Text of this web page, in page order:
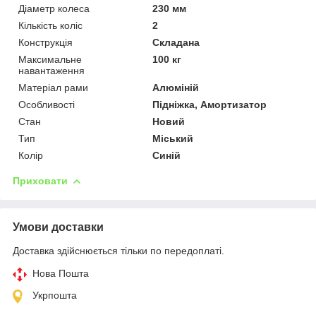
Діаметр колеса
230 мм
Кількість коліс
2
Конструкція
Складана
Максимальне
навантаження
100 кг
Матеріал рами
Алюміній
Особливості
Підніжка, Амортизатор
Стан
Новий
Тип
Міський
Колір
Синій
Приховати
Умови доставки
Доставка здійснюється тільки по передоплаті.
Нова Пошта
Укрпошта